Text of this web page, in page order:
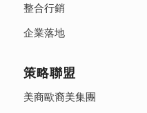
整合行銷
企業落地
策略聯盟
美商歐裔美集團